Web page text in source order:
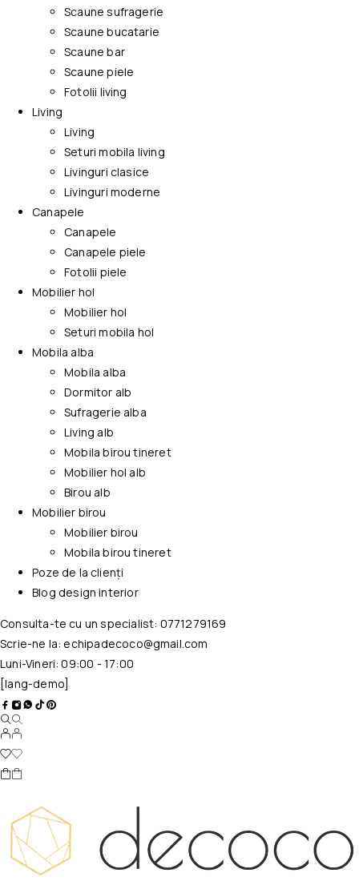
Scaune sufragerie
Scaune bucatarie
Scaune bar
Scaune piele
Fotolii living
Living
Living
Seturi mobila living
Livinguri clasice
Livinguri moderne
Canapele
Canapele
Canapele piele
Fotolii piele
Mobilier hol
Mobilier hol
Seturi mobila hol
Mobila alba
Mobila alba
Dormitor alb
Sufragerie alba
Living alb
Mobila birou tineret
Mobilier hol alb
Birou alb
Mobilier birou
Mobilier birou
Mobila birou tineret
Poze de la clienți
Blog design interior
Consulta-te cu un specialist: 0771279169
Scrie-ne la:echipadecoco@gmail.com
Luni-Vineri: 09:00 - 17:00
[lang-demo]